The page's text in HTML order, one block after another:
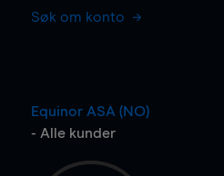
Søk om konto
Equinor ASA (NO)
- Alle kunder